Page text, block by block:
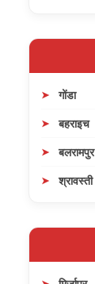
गोंडा
बहराइच
बलरामपुर
श्रावस्ती